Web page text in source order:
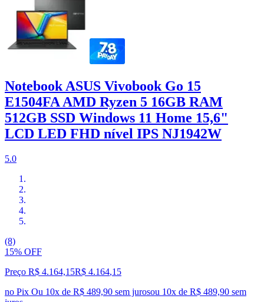
Notebook ASUS Vivobook Go 15
E1504FA AMD Ryzen 5 16GB RAM
512GB SSD Windows 11 Home 15,6"
LCD LED FHD nível IPS NJ1942W
5.0
(8)
15% OFF
Preço R$ 4.164,15R$ 4.164,15
no Pix Ou 10x de R$ 489,90 sem jurosou 10x de R$ 489,90 sem